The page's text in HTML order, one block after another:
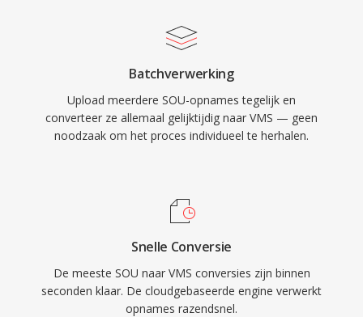
Batchverwerking
Upload meerdere SOU-opnames tegelijk en
converteer ze allemaal gelijktijdig naar VMS — geen
noodzaak om het proces individueel te herhalen.
Snelle Conversie
De meeste SOU naar VMS conversies zijn binnen
seconden klaar. De cloudgebaseerde engine verwerkt
opnames razendsnel.